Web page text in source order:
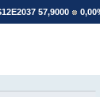
57,9000 0,00%